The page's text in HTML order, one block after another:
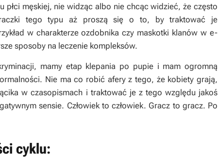
płci męskiej, nie widząc albo nie chcąc widzieć, że często
tego typu aż proszą się o to, by traktować je
w charakterze ozdobnika czy maskotki klanów w e-
sposoby na leczenie kompleksów.
mamy etap klepania po pupie i mam ogromną
Nie ma co robić afery z tego, że kobiety grają,
w czasopismach i traktować je z tego względu jakoś
sensie. Człowiek to człowiek. Gracz to gracz. Po
cyklu: